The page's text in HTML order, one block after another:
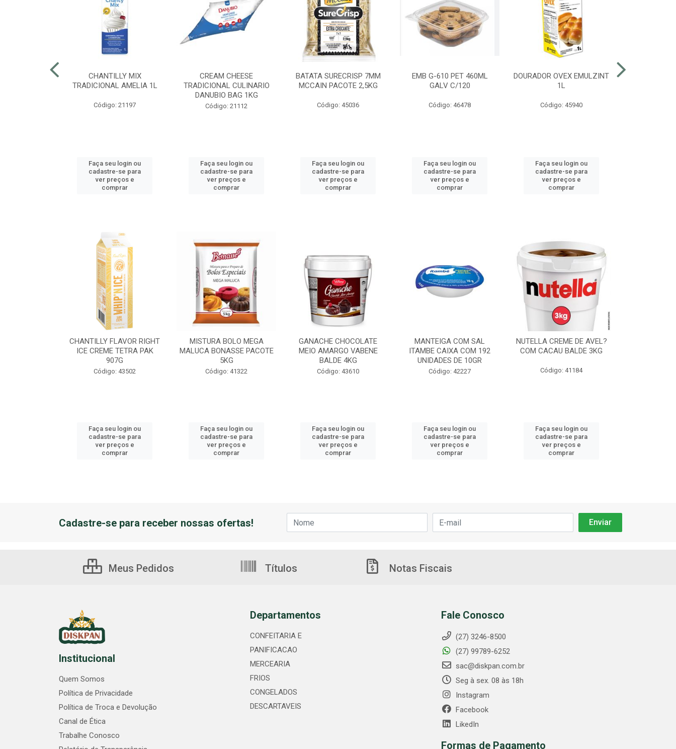
CHANTILLY MIX
TRADICIONAL AMELIA 1L
Código: 21197
Faça seu login ou
cadastre-se para
ver preços e
comprar
CREAM CHEESE
TRADICIONAL CULINARIO
DANUBIO BAG 1KG
Código: 21112
Faça seu login ou
cadastre-se para
ver preços e
comprar
BATATA SURECRISP 7MM
MCCAIN PACOTE 2,5KG
Código: 45036
Faça seu login ou
cadastre-se para
ver preços e
comprar
EMB G-610 PET 460ML
GALV C/120
Código: 46478
Faça seu login ou
cadastre-se para
ver preços e
comprar
DOURADOR OVEX EMULZINT
1L
Código: 45940
Faça seu login ou
cadastre-se para
ver preços e
comprar
CHANTILLY FLAVOR RIGHT
ICE CREME TETRA PAK
907G
Código: 43502
Faça seu login ou
cadastre-se para
ver preços e
comprar
MISTURA BOLO MEGA
MALUCA BONASSE PACOTE
5KG
Código: 41322
Faça seu login ou
cadastre-se para
ver preços e
comprar
GANACHE CHOCOLATE
MEIO AMARGO VABENE
BALDE 4KG
Código: 43610
Faça seu login ou
cadastre-se para
ver preços e
comprar
MANTEIGA COM SAL
ITAMBE CAIXA COM 192
UNIDADES DE 10GR
Código: 42227
Faça seu login ou
cadastre-se para
ver preços e
comprar
NUTELLA CREME DE AVEL?
COM CACAU BALDE 3KG
Código: 41184
Faça seu login ou
cadastre-se para
ver preços e
comprar
Cadastre-se para receber nossas ofertas!
Meus Pedidos Títulos Notas Fiscais
Institucional
Quem Somos
Política de Privacidade
Política de Troca e Devolução
Canal de Ética
Trabalhe Conosco
Departamentos
CONFEITARIA E
PANIFICACAO
MERCEARIA
FRIOS
CONGELADOS
DESCARTAVEIS
Fale Conosco
(27) 3246-8500
(27) 99789-6252
sac@diskpan.com.br
Seg à sex. 08 às 18h
Instagram
Facebook
LikedIn
Formas de Pagamento